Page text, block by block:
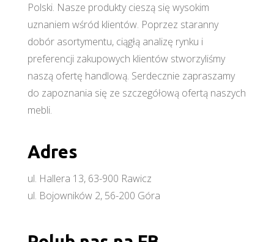
Polski. Nasze produkty cieszą się wysokim
uznaniem wśród klientów. Poprzez staranny
dobór asortymentu, ciągłą analizę rynku i
preferencji zakupowych klientów stworzyliśmy
naszą ofertę handlową. Serdecznie zapraszamy
do zapoznania się ze szczegółową ofertą naszych
mebli.
Adres
ul. Hallera 13, 63-900 Rawicz
ul. Bojowników 2, 56-200 Góra